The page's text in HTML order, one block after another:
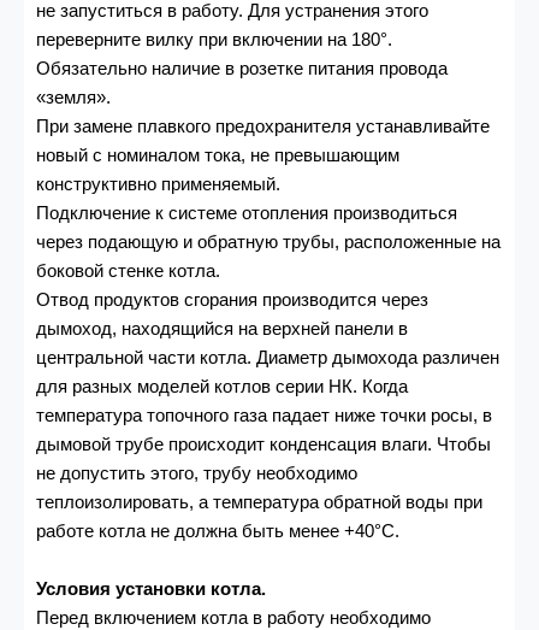
не запуститься в работу. Для устранения этого
переверните вилку при включении на 180°.
Обязательно наличие в розетке питания провода
«земля».
При замене плавкого предохранителя устанавливайте
новый с номиналом тока, не превышающим
конструктивно применяемый.
Подключение к системе отопления производиться
через подающую и обратную трубы, расположенные на
боковой стенке котла.
Отвод продуктов сгорания производится через
дымоход, находящийся на верхней панели в
центральной части котла. Диаметр дымохода различен
для разных моделей котлов серии НК. Когда
температура топочного газа падает ниже точки росы, в
дымовой трубе происходит конденсация влаги. Чтобы
не допустить этого, трубу необходимо
теплоизолировать, а температура обратной воды при
работе котла не должна быть менее +40°С.
Условия установки котла.
Перед включением котла в работу необходимо